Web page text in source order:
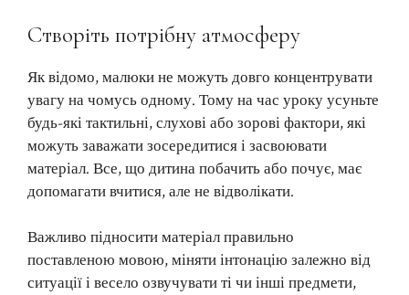
Створіть потрібну атмосферу
Як відомо, малюки не можуть довго концентрувати
увагу на чомусь одному. Тому на час уроку усуньте
будь-які тактильні, слухові або зорові фактори, які
можуть заважати зосередитися і засвоювати
матеріал. Все, що дитина побачить або почує, має
допомагати вчитися, але не відволікати.
Важливо підносити матеріал правильно
поставленою мовою, міняти інтонацію залежно від
ситуації і весело озвучувати ті чи інші предмети,